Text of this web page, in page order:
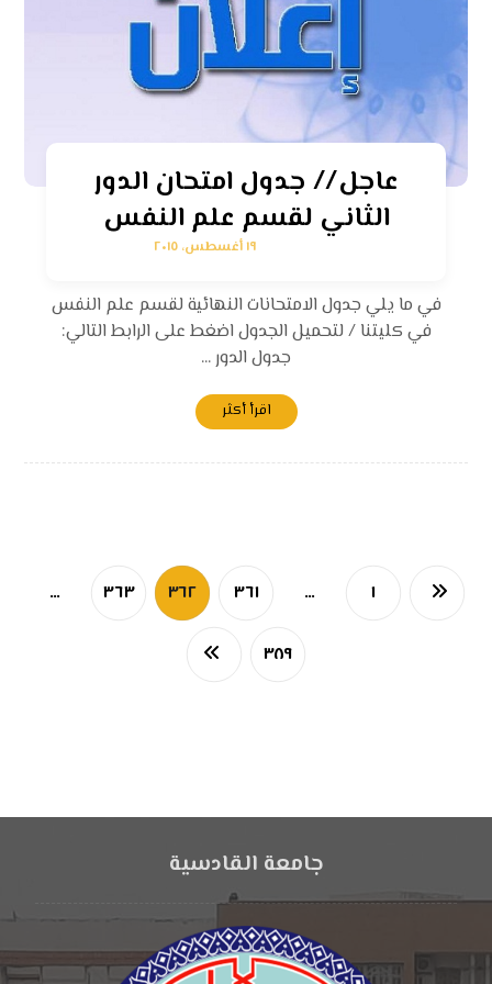
عاجل // جدول امتحان الدور
الثاني لقسم علم النفس
١٩ أغسطس، ٢٠١٥
في ما يلي جدول الامتحانات النهائية لقسم علم النفس
في كليتنا / لتحميل الجدول اضغط على الرابط التالي:
جدول الدور ...
اقرأ أكثر
١ … ٣٦١ ٣٦٢ ٣٦٣ …
٣٨٩
جامعة القادسية